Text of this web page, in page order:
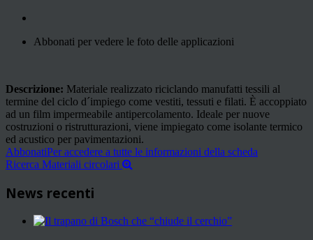
Abbonati per vedere le foto delle applicazioni
Descrizione: Materiale realizzato riciclando manufatti tessili al
termine del ciclo d´impiego come vestiti, tessuti e filati. È accoppiato
ad un film impermeabile antipercolamento. Ideale per nuove
costruzioni o ristrutturazioni, viene impiegato come isolante termico
ed acustico per pavimentazioni.
AbbonatiPer accedere a tutte le informazioni della scheda
Ricerca Materiali circolari
News recenti